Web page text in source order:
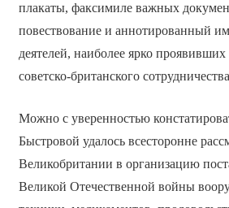
плакаты, факсимиле важных
повествование и аннотированный
деятелей, наиболее ярко проявивших
советско-британского
Можно с уверенностью
Быстровой удалось всесторонне
Великобритании в организацию
Великой Отечественной войны